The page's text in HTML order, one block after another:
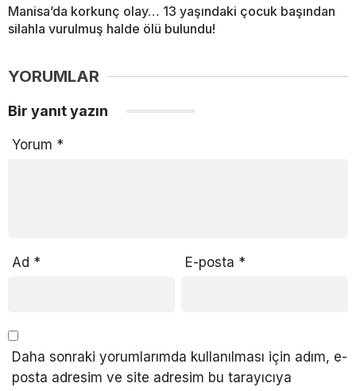
Manisa’da korkunç olay… 13 yaşındaki çocuk başından
silahla vurulmuş halde ölü bulundu!
YORUMLAR
Bir yanıt yazın
Yorum *
Ad * E-posta *
Daha sonraki yorumlarımda kullanılması için adım, e-
posta adresim ve site adresim bu tarayıcıya